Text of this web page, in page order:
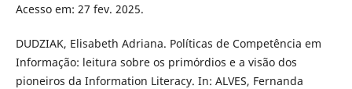
Acesso em: 27 fev. 2025.
DUDZIAK, Elisabeth Adriana. Políticas de Competência em
Informação: leitura sobre os primórdios e a visão dos
pioneiros da Information Literacy. In: ALVES, Fernanda